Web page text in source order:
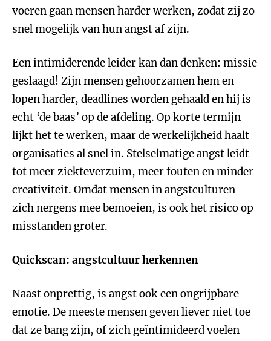
voeren gaan mensen harder werken, zodat zij zo
snel mogelijk van hun angst af zijn.
Een intimiderende leider kan dan denken: missie
geslaagd! Zijn mensen gehoorzamen hem en
lopen harder, deadlines worden gehaald en hij is
echt ‘de baas’ op de afdeling. Op korte termijn
lijkt het te werken, maar de werkelijkheid haalt
organisaties al snel in. Stelselmatige angst leidt
tot meer ziekteverzuim, meer fouten en minder
creativiteit. Omdat mensen in angstculturen
zich nergens mee bemoeien, is ook het risico op
misstanden groter.
Quickscan: angstcultuur herkennen
Naast onprettig, is angst ook een ongrijpbare
emotie. De meeste mensen geven liever niet toe
dat ze bang zijn, of zich geïntimideerd voelen